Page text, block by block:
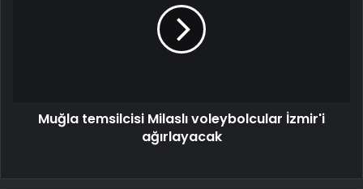
Muğla temsilcisi Milaslı voleybolcular İzmir'i
ağırlayacak